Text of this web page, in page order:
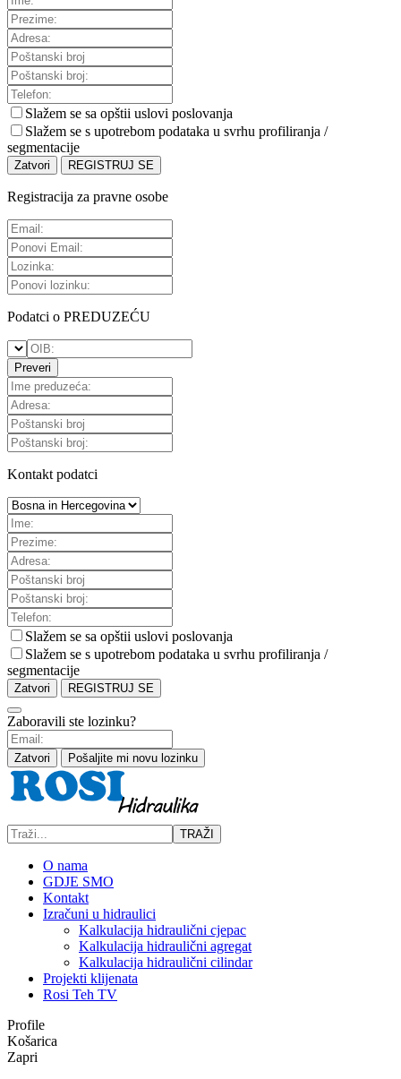
Slažem se sa opštii uslovi poslovanja
Slažem se s upotrebom podataka u svrhu profiliranja /
segmentacije
Zatvori REGISTRUJ SE
Registracija za pravne osobe
Podatci o PREDUZEĆU
Preveri
Kontakt podatci
Slažem se sa opštii uslovi poslovanja
Slažem se s upotrebom podataka u svrhu profiliranja /
segmentacije
Zatvori REGISTRUJ SE
Zaboravili ste lozinku?
Zatvori Pošaljite mi novu lozinku
TRAŽI
O nama
GDJE SMO
Kontakt
Izračuni u hidraulici
Kalkulacija hidraulični cjepac
Kalkulacija hidraulični agregat
Kalkulacija hidraulični cilindar
Projekti klijenata
Rosi Teh TV
Profile
Košarica
Zapri